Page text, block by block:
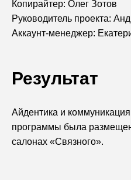
Копирайтер: Олег Зотов
Руководитель проекта:
Аккаунт-менеджер:
Результат
Айдентика и
программы была
салонах «Связного».